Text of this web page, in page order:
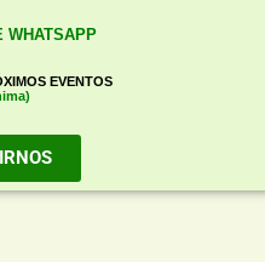
WHATSAPP
EVENTOS